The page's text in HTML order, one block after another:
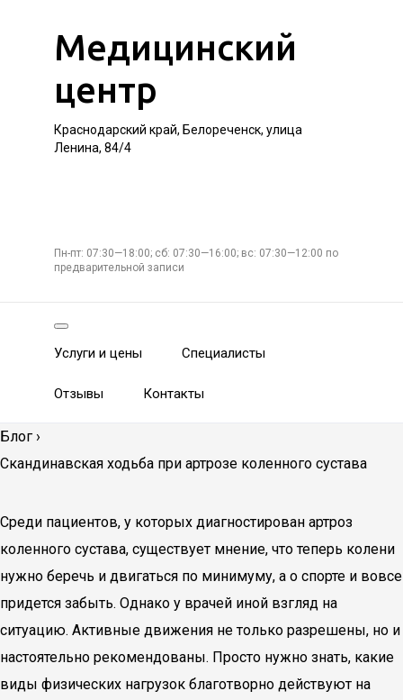
Медицинский
центр
Краснодарский край, Белореченск, улица
Ленина, 84/4
Пн-пт: 07:30—18:00; сб: 07:30—16:00; вс: 07:30—12:00 по
предварительной записи
Услуги и цены Специалисты
Отзывы Контакты
Блог ›
Скандинавская ходьба при артрозе коленного сустава
Среди пациентов, у которых диагностирован артроз
коленного сустава, существует мнение, что теперь колени
нужно беречь и двигаться по минимуму, а о спорте и вовсе
придется забыть. Однако у врачей иной взгляд на
ситуацию. Активные движения не только разрешены, но и
настоятельно рекомендованы. Просто нужно знать, какие
виды физических нагрузок благотворно действуют на